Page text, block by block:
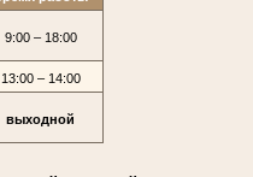
9:00 – 18:00
13:00 – 14:00
выходной